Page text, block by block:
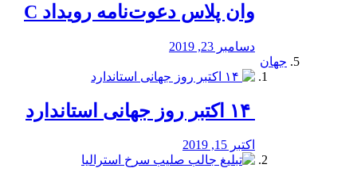
وان پلاس دعوت‌نامه رویداد C
دسامبر 23, 2019
جهان
اکتبر 15, 2019